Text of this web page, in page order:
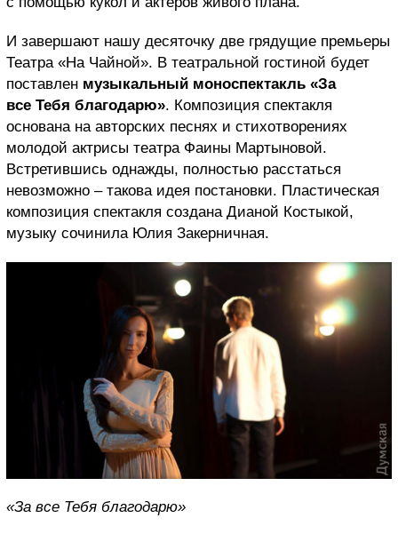
И завершают нашу десяточку две грядущие премьеры
Театра «На Чайной». В театральной гостиной будет
поставлен музыкальный моноспектакль «За
все Тебя благодарю». Композиция спектакля
основана на авторских песнях и стихотворениях
молодой актрисы театра Фаины Мартыновой.
Встретившись однажды, полностью расстаться
невозможно – такова идея постановки. Пластическая
композиция спектакля создана Дианой Костыкой,
музыку сочинила Юлия Закерничная.
«За все Тебя благодарю»